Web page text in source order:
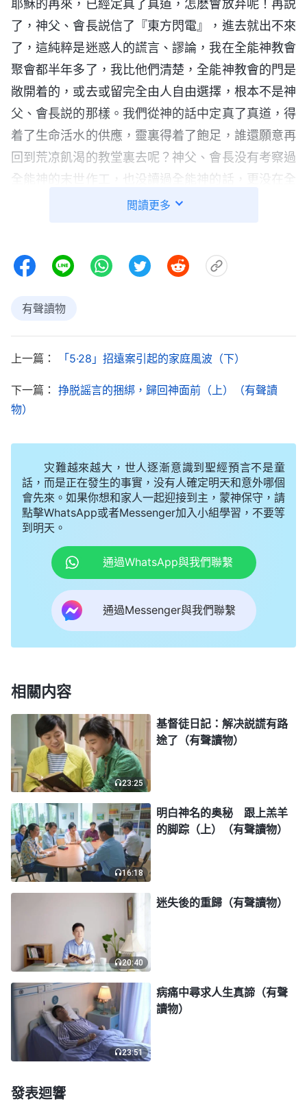
耶穌的再來，已經定真了真道，怎麽會放弃呢！再説
了，神父、會長説信了『東方閃電』，進去就出不來
了，這純粹是迷惑人的謊言、謬論，我在全能神教會
聚會都半年多了，我比他們清楚，全能神教會的門是
敞開着的，或去或留完全由人自由選擇，根本不是神
父、會長説的那樣。我們從神的話中定真了真道，得
着了生命活水的供應，靈裏得着了飽足，誰還願意再
回到荒凉飢渴的教堂裏去呢？神父、會長没有考察過
全能神的末世作工，也没讀過全能神的話，更没在全
能神教會聚過會，他們憑什麽這樣説，這不是憑空捏
媽媽見我不説話，就氣呼呼地走到我面前打了我
幾個耳光，還逼着我説背叛神的話。看到媽媽這個樣
子，我心裏特别難受，想想如果不是神父、會長編造
能神是天經地義的，一定要信到底！」媽媽聽了氣得
臉色發青，眼睛都紅了，大聲對我嚷道：「我是你
媽，你就得聽我的！」看着媽媽這樣不可理喻，我就
接到天主耶穌了，我信的是真神，走的是正道，我是
决不會背叛神的！我很想勸他們考察考察神的末世作
工，不要被神父、會長的謡言迷惑盲目定罪抵擋全能
覺得他們不是接受真理的人，説再多也没有用，就不
走了。但媽媽并没有停止對我的攔阻，她安排我弟弟
住在我家，每天像看犯人一樣看着我，我去哪兒他都
跟着，我徹底失去了人身自由。
兩天後，我和家人正在吃晚飯，媽媽突然走了進
優，你看誰來了！」我心想：是什麽人物來了，讓媽
媽這麽大反應，就這架勢肯定没什麽好事。這時，教
堂的劉會長和王教友走了進來，我平静地和她們打招
呼。劉會長眯着眼笑着對我説：「小優啊，我們今天
來也不跟你拐彎抹角了，聽你媽説你信了『東方閃
電』，我可告訴你啊，你可不能再信了，咱整個家族
世世代代都信天主，你可不能離開天主啊，不然天主
就不要你了。今天我們來勸你，你如果不聽，到時候
下地獄可怨不得我們了。小優，我們可都是為你好
啊，你也不想想你丈夫的病，那可是我和你媽天天禱
告天主才治好的，如果你還繼續信『東方閃電』，你
丈夫的病要是再犯了那可就没人管了。」聽劉會長這
麽説，我心裏「咯噔」一下，不由得有些害怕，想到
以前丈夫的病那麽嚴重，花了很多錢都没治好，後來
是我們天天禱告天主才好的，如果真像她們説的那
樣，丈夫的病再犯了我可怎麽辦哪！這時，神的一句
《話・卷一 神的顯現與作工・基督起初的發表・第六篇》
閲讀更多
有聲讀物
上一篇： 「5·28」招遠案引起的家庭風波（下）
下一篇： 挣脱謡言的捆綁，歸回神面前（上）（有聲讀
物）
灾難越來越大，世人逐漸意識到聖經預言不是童
話，而是正在發生的事實，没有人確定明天和意外哪個
會先來。如果你想和家人一起迎接到主，蒙神保守，請
點擊WhatsApp或者Messenger加入小組學習，不要等
到明天。
通過WhatsApp與我們聯繫
通過Messenger與我們聯繫
相關内容
23:25
基督徒日記：解决説謊有路
途了（有聲讀物）
16:18
明白神名的奥秘 跟上羔羊
的脚踪（上）（有聲讀物）
20:40
迷失後的重歸（有聲讀物）
23:51
病痛中尋求人生真諦（有聲
讀物）
發表迴響